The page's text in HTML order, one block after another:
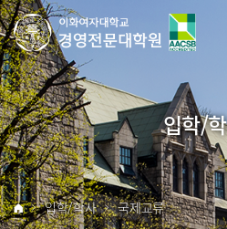
입학/
입학/학사 국제교류